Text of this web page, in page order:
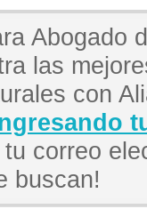
Abogado
las
con
correo
buscan!